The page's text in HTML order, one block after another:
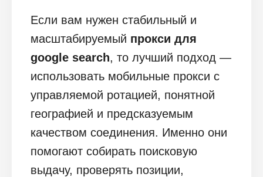
Если вам нужен стабильный и
масштабируемый прокси для
google search, то лучший подход —
использовать мобильные прокси с
управляемой ротацией, понятной
географией и предсказуемым
качеством соединения. Именно они
помогают собирать поисковую
выдачу, проверять позиции,